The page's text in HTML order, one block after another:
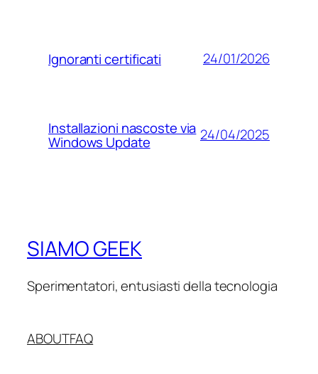
Ignoranti certificati 24/01/2026
Installazioni nascoste via
Windows Update 24/04/2025
SIAMO GEEK
Sperimentatori, entusiasti della tecnologia
ABOUTFAQ